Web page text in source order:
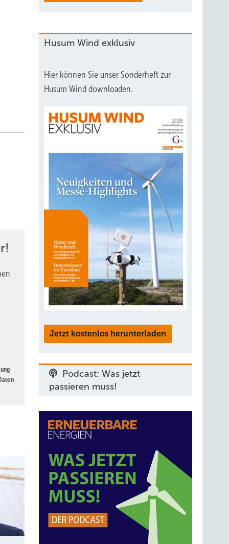
Husum Wind exklusiv
Hier können Sie unser Sonderheft zur
Husum Wind downloaden.
Jetzt kostenlos herunterladen
Podcast: Was jetzt
passieren muss!